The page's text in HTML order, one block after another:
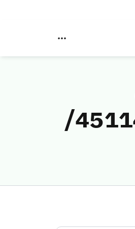
مخالفات نظام الاتصالات وتقنية المعلومات رقم (45114245/